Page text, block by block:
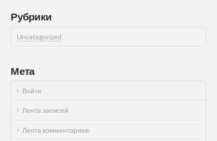
Рубрики
Uncategorized
Мета
Войти
Лента записей
Лента комментариев